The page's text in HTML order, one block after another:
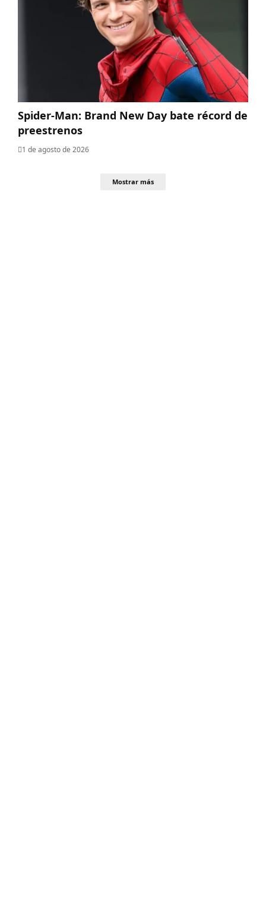
Spider-Man: Brand New Day bate récord de
preestrenos
1 de agosto de 2026
Mostrar más